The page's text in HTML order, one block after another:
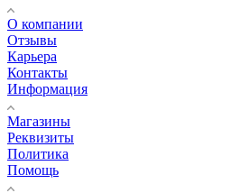
О компании
Отзывы
Карьера
Контакты
Информация
Магазины
Реквизиты
Политика
Помощь